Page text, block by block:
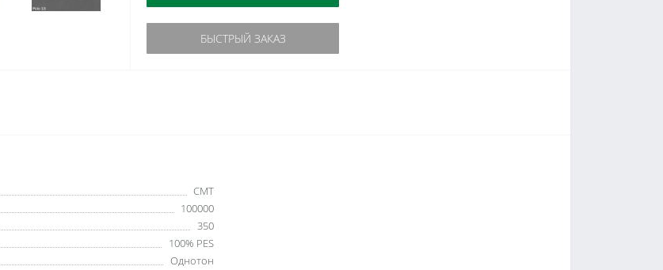
БЫСТРЫЙ ЗАКАЗ
СМТ
100000
350
100% PES
Однотон